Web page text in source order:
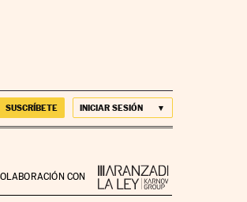
SUSCRÍBETE INICIAR SESIÓN
CON